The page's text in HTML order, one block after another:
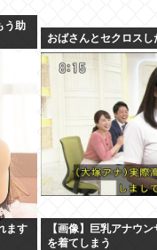
う助
おばさんとセクロス
ます
【画像】巨乳アナウ
を着てしまう